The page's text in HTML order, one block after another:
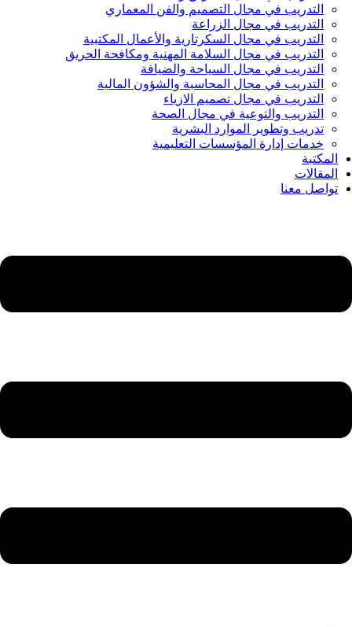
التدريب في مجال التصميم والفن المعماري
التدريب في مجال الزراعة
التدريب في مجال السكرتارية والأعمال المكتبية
التدريب في مجال السلامة المهنية ومكافحة الحريق
التدريب في مجال السياحة والضيافة
التدريب في مجال المحاسبة والشؤون المالية
التدريب في مجال تصميم الازياء
التدريب والتوعية في مجال الصحة
تدريب وتطوير الموارد البشرية
خدمات إدارة المؤسسات التعليمية
المكتبة
المقالات
تواصل معنا